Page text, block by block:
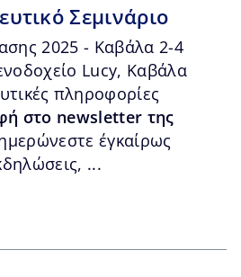
Σεμινάριο
2025 - Καβάλα 2-4
Lucy, Καβάλα
πληροφορίες
στο newsletter της
έγκαίρως
...